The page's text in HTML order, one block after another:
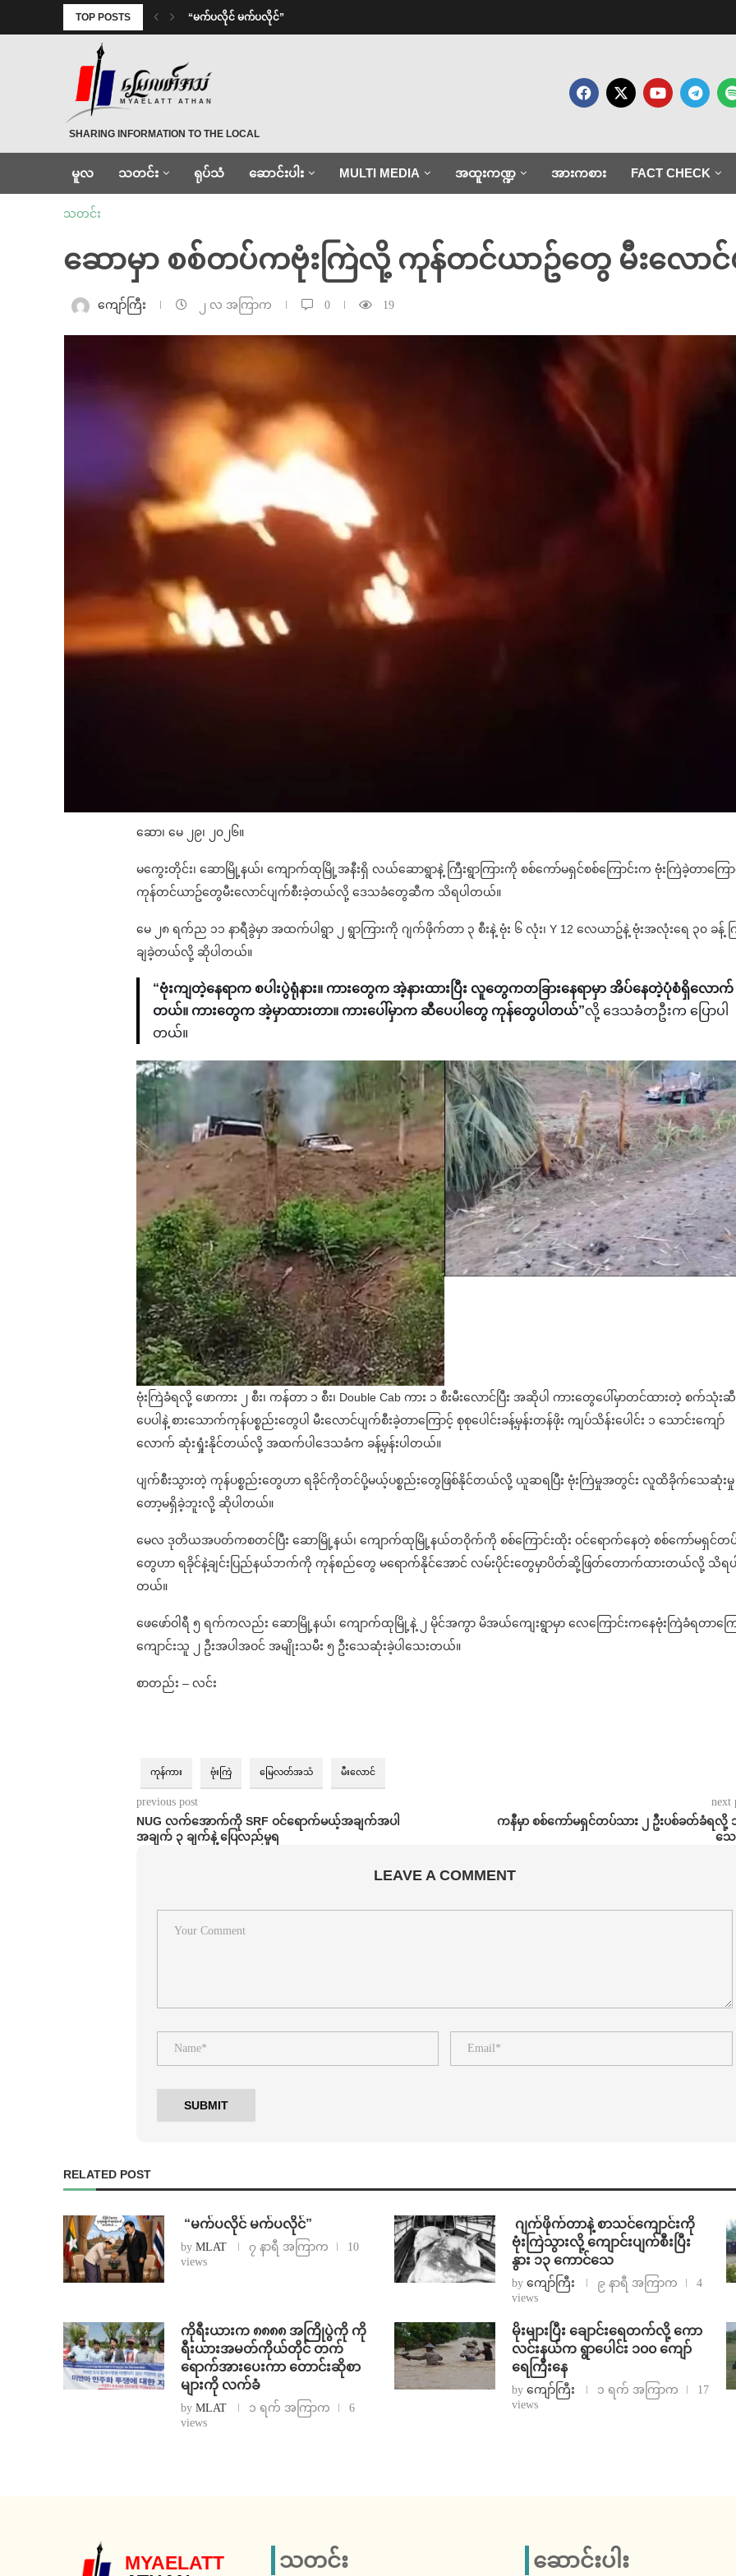
TOP POSTS ⁨ ⁨“မက်ပလိုင် မက်ပလိုင်”
MYAELATT ATHAN
SHARING INFORMATION TO THE LOCAL
မူလ သတင်း ရုပ်သံ ဆောင်းပါး MULTI MEDIA အထူးကဏ္ဍ အားကစား FACT CHECK
သတင်း
ဆောမှာ စစ်တပ်ကဗုံးကြဲလို့ ကုန်တင်ယာဥ်တွေ မီးလောင်
ကျော်ကြီး ၂ လ အကြာက 0 19
ဆော၊ မေ ၂၉၊ ၂၀၂၆။
မကွေးတိုင်း၊ ဆောမြို့နယ်၊ ကျောက်ထုမြို့အနီးရှိ လယ်ဆောရွာနဲ့ ကြီးရွာကြားကို စစ်ကော်မရှင်စစ်ကြောင်းက ဗုံးကြဲခဲ့တာကြေ
ကုန်တင်ယာဥ်တွေမီးလောင်ပျက်စီးခဲ့တယ်လို့ ဒေသခံတွေဆီက သိရပါတယ်။
မေ ၂၈ ရက်ည ၁၁ နာရီခွဲမှာ အထက်ပါရွာ ၂ ရွာကြားကို ဂျက်ဖိုက်တာ ၃ စီးနဲ့ ဗုံး ၆ လုံး၊ Y 12 လေယာဥ်နဲ့ ဗုံးအလုံးရေ ၃၀ ခန့်
ချခဲ့တယ်လို့ ဆိုပါတယ်။
“ဗုံးကျတဲ့နေရာက စပါးပွဲရုံနား။ ကားတွေက အဲ့နားထားပြီး လူတွေကတခြားနေရာမှာ အိပ်နေတဲ့ပုံစံရှိလောက်
တယ်။ ကားတွေက အဲ့မှာထားတာ။ ကားပေါ်မှာက ဆီပေပါတွေ ကုန်တွေပါတယ်”လို့ ဒေသခံတဦးက ပြောပါ
တယ်။
ဗုံးကြဲခံရလို့ ဖောကား ၂ စီး၊ ကန်တာ ၁ စီး၊ Double Cab ကား ၁ စီးမီးလောင်ပြီး အဆိုပါ ကားတွေပေါ်မှာတင်ထားတဲ့ စက်သုံးဆီ
ပေပါနဲ့ စားသောက်ကုန်ပစ္စည်းတွေပါ မီးလောင်ပျက်စီးခဲ့တာကြောင့် စုစုပေါင်းခန့်မှန်းတန်ဖိုး ကျပ်သိန်းပေါင်း ၁ သောင်းကျော်
လောက် ဆုံးရှုံးနိုင်တယ်လို့ အထက်ပါဒေသခံက ခန့်မှန်းပါတယ်။
ပျက်စီးသွားတဲ့ ကုန်ပစ္စည်းတွေဟာ ရခိုင်ကိုတင်ပို့မယ့်ပစ္စည်းတွေဖြစ်နိုင်တယ်လို့ ယူဆရပြီး ဗုံးကြဲမှုအတွင်း လူထိခိုက်သေဆုံးမှု
တော့မရှိခဲ့ဘူးလို့ ဆိုပါတယ်။
မေလ ဒုတိယအပတ်ကစတင်ပြီး ဆောမြို့နယ်၊ ကျောက်ထုမြို့နယ်တဝိုက်ကို စစ်ကြောင်းထိုး ဝင်ရောက်နေတဲ့ စစ်ကော်မရှင်တ
တွေဟာ ရခိုင်နဲ့ချင်းပြည်နယ်ဘက်ကို ကုန်စည်တွေ မရောက်နိုင်အောင် လမ်းပိုင်းတွေမှာပိတ်ဆို့ဖြတ်တောက်ထားတယ်လို့ သိရပါ
တယ်။
ဖေဖော်ဝါရီ ၅ ရက်ကလည်း ဆောမြို့နယ်၊ ကျောက်ထုမြို့နဲ့ ၂ မိုင်အကွာ မိအယ်ကျေးရွာမှာ လေကြောင်းကနေဗုံးကြဲခံရတာကြ
ကျောင်းသူ ၂ ဦးအပါအဝင် အမျိုးသမီး ၅ ဦးသေဆုံးခဲ့ပါသေးတယ်။
စာတည်း – လင်း
ကုန်ကား ဗုံးကြဲ မြေလတ်အသံ မီးလောင်
previous post
NUG လက်အောက်ကို SRF ဝင်ရောက်မယ့်အချက်အပါ
အချက် ၃ ချက်နဲ့ ပြေလည်မှုရ
next
ကနီမှာ စစ်ကော်မရှင်တပ်သား ၂ ဦးပစ်ခတ်ခံရလို့ ၁
သ
LEAVE A COMMENT
RELATED POST
⁨ ⁨“မက်ပလိုင် မက်ပလိုင်”
by MLAT ၇ နာရီ အကြာက
10
views
⁨⁩ ⁨ဂျက်ဖိုက်တာနဲ့ စာသင်ကျောင်းကို
ဗုံးကြဲသွားလို့ ကျောင်းပျက်စီးပြီး
နွား ၁၃ ကောင်သေ
by ကျော်ကြီး ၉ နာရီ အကြာက
4
views
ကိုရီးယားက ၈၈၈၈ အကြိုပွဲကို ကို
ရီးယားအမတ်ကိုယ်တိုင် တက်
ရောက်အားပေးကာ တောင်းဆိုစာ
များကို လက်ခံ
by MLAT ၁ ရက် အကြာက
6
views
⁨မိုးများပြီး ချောင်းရေတက်လို့ ကော
လင်းနယ်က ရွာပေါင်း ၁၀၀ ကျော်
ရေကြီးနေ
by ကျော်ကြီး ၁ ရက် အကြာက
17
views
MYAELATT
သတင်း ဆောင်းပါး